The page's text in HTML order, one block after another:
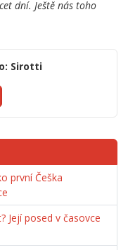
dní. Ještě nás toho
Sirotti
první Češka
Její posed v časovce